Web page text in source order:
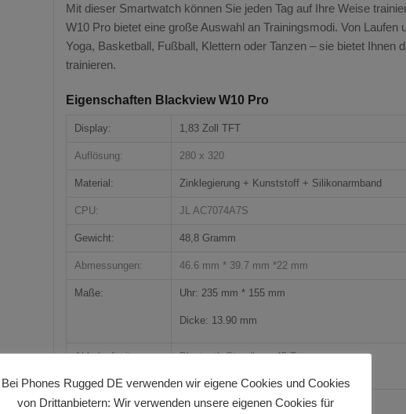
Mit dieser Smartwatch können Sie jeden Tag auf Ihre Weise
W10 Pro bietet eine große Auswahl an Trainingsmodi. Von
Yoga, Basketball, Fußball, Klettern oder Tanzen – sie bietet Ihnen
trainieren.
Eigenschaften Blackview W10 Pro
Display: 1,83 Zoll TFT
Auflösung: 280 x 320
Material: Zinklegierung + Kunststoff + Silikonarmband
CPU: JL AC7074A7S
Gewicht: 48,8 Gramm
Abmessungen: 46.6 mm * 39.7 mm *22 mm
Maße: Uhr: 235 mm * 155 mm
Dicke: 13.90 mm
Akkulaufzeit:
Bluetooth-Standby: >45 Tage
Batterie: 600 mAh
Bei Phones Rugged DE verwenden wir eigene Cookies und Cookies
von Drittanbietern: Wir verwenden unsere eigenen Cookies für